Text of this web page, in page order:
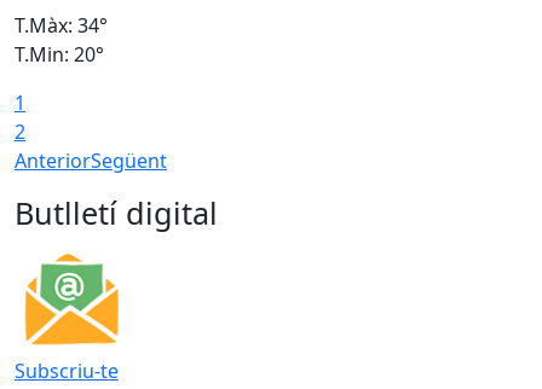
T.Màx: 34°
T.Min: 20°
1
2
AnteriorSegüent
Butlletí digital
Subscriu-te